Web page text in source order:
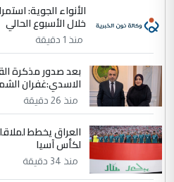
التعليق : تحيه اخويه
كان محدود المعرفه
يقول بما لايقبل ...
الموضوع :
أردوغان يؤكد
المشترك لا تستهدف أية
الدول الشقيقة
يوسف غزوان عصمت
التعليق : بكالوريوس
زوجتي أيضا بكالوريوس
الأنواء الجوية:
خلال الأسبوع الحالي
منذ 1 دقيقة
بعد صدور مذكرة
الاسدي:غفران
منذ 26 دقيقة
العراق يخطط
لكأس آسيا
منذ 34 دقيقة